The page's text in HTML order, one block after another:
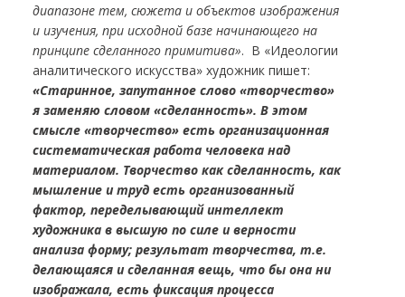
диапазоне тем, сюжета и объектов изображения
и изучения, при исходной базе начинающего на
принципе сделанного примитива». В «Идеологии
аналитического искусства» художник пишет:
«Старинное, запутанное слово «творчество»
я заменяю словом «сделанность». В этом
смысле «творчество» есть организационная
систематическая работа человека над
материалом. Творчество как сделанность, как
мышление и труд есть организованный
фактор, переделывающий интеллект
художника в высшую по силе и верности
анализа форму; результат творчества, т.е.
делающаяся и сделанная вещь, что бы она ни
изображала, есть фиксация процесса